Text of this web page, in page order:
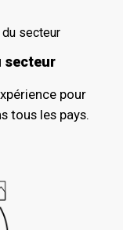
secteur
pour
tous les pays.